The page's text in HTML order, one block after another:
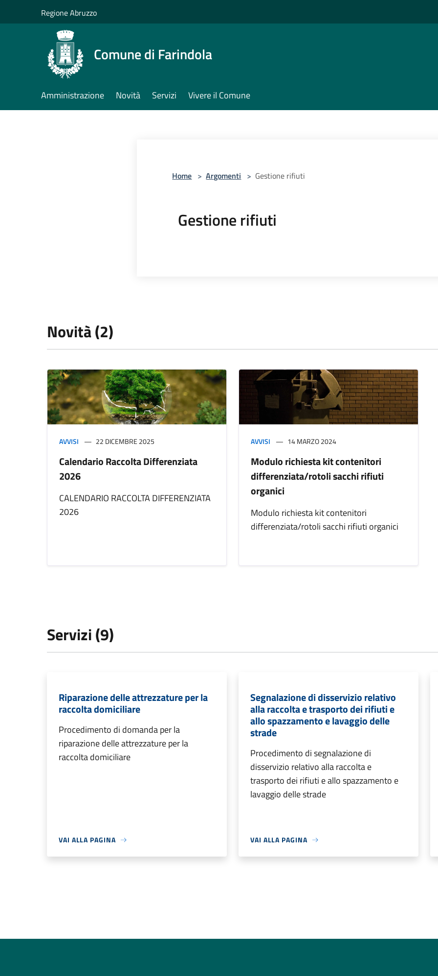
Regione Abruzzo
Comune di Farindola
Amministrazione Novità Servizi Vivere il Comune
Home > Argomenti > Gestione rifiuti
Gestione rifiuti
Novità (2)
AVVISI 22 DICEMBRE 2025
Calendario Raccolta Differenziata
2026
CALENDARIO RACCOLTA DIFFERENZIATA
2026
AVVISI 14 MARZO 2024
Modulo richiesta kit contenitori
differenziata/rotoli sacchi rifiuti
organici
Modulo richiesta kit contenitori
differenziata/rotoli sacchi rifiuti organici
Servizi (9)
Riparazione delle attrezzature per la
raccolta domiciliare
Procedimento di domanda per la
riparazione delle attrezzature per la
raccolta domiciliare
VAI ALLA PAGINA
Segnalazione di disservizio relativo
alla raccolta e trasporto dei rifiuti e
allo spazzamento e lavaggio delle
strade
Procedimento di segnalazione di
disservizio relativo alla raccolta e
trasporto dei rifiuti e allo spazzamento e
lavaggio delle strade
VAI ALLA PAGINA